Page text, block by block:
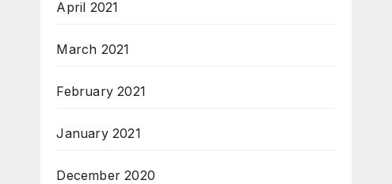
April 2021
March 2021
February 2021
January 2021
December 2020